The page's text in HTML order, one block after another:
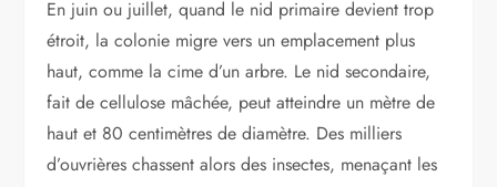
En juin ou juillet, quand le nid primaire devient trop
étroit, la colonie migre vers un emplacement plus
haut, comme la cime d’un arbre. Le nid secondaire,
fait de cellulose mâchée, peut atteindre un mètre de
haut et 80 centimètres de diamètre. Des milliers
d’ouvrières chassent alors des insectes, menaçant les